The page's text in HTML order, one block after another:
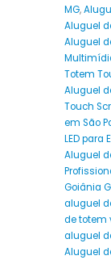
MG,
Aluguel
Aluguel
Totem
Aluguel
Touch
em São
LED para
Aluguel
Goiânia
aluguel
de totem
aluguel
Aluguel